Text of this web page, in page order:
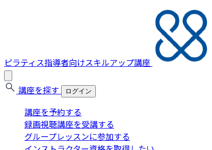
ピラティス指導者向けスキルアップ講座
講座を探す ログイン
講座を予約する
録画視聴講座を受講する
グループレッスンに参加する